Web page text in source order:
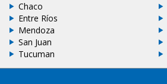
Chaco
Entre Ríos
Mendoza
San Juan
Tucuman